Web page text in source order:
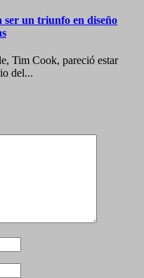
un triunfo en diseño
Tim Cook, pareció estar
del...